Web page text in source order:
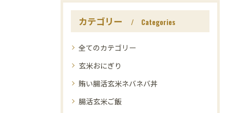
カテゴリー Categories
全てのカテゴリー
玄米おにぎり
賄い腸活玄米ネバネバ丼
腸活玄米ご飯